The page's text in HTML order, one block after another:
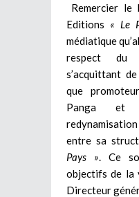
Remercier le
Editions « Le
médiatique
respect du
s’acquittant
que
Panga et
entre sa
Pays ». Ce
objectifs de la
Directeur